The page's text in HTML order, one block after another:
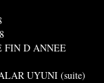
FIN D ANNEE
UYUNI (suite)